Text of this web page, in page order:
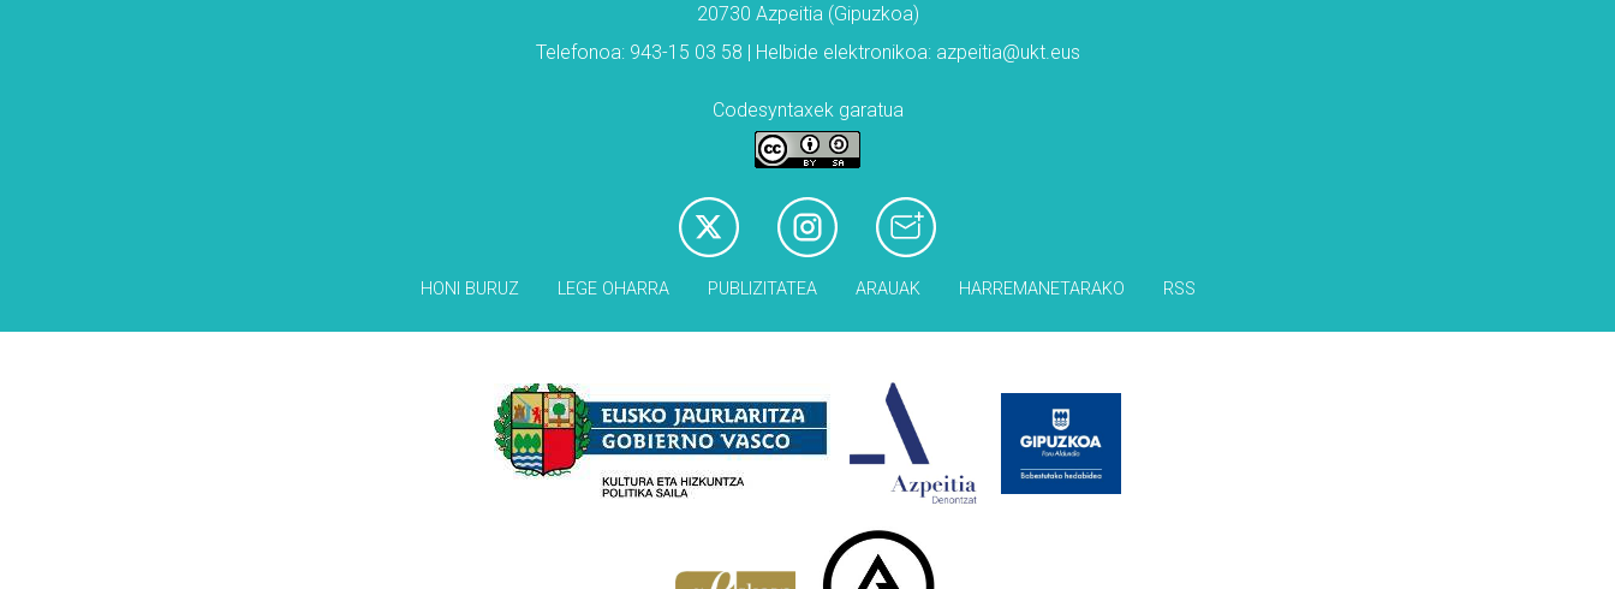
20730 Azpeitia (Gipuzkoa)
Telefonoa: 943-15 03 58 | Helbide elektronikoa: azpeitia@ukt.eus
Codesyntaxek garatua
HONI BURUZ LEGE OHARRA PUBLIZITATEA ARAUAK HARREMANETARAKO RSS